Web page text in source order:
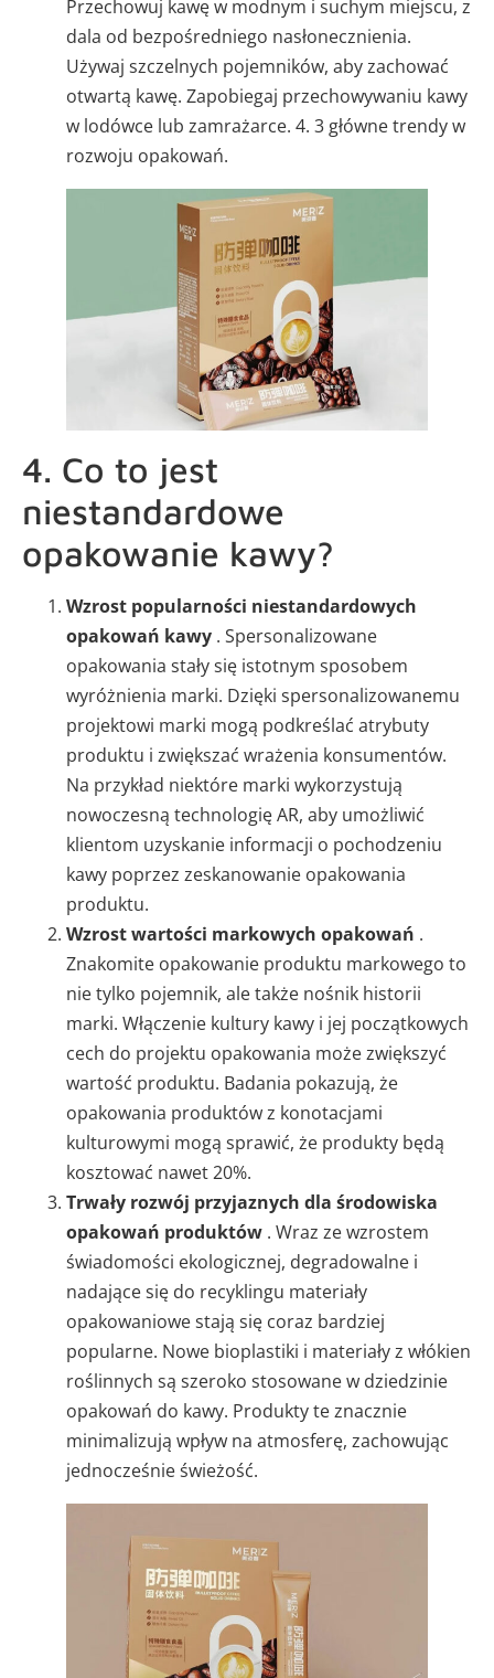
Przechowuj kawę w modnym i suchym miejscu, z
dala od bezpośredniego nasłonecznienia.
Używaj szczelnych pojemników, aby zachować
otwartą kawę. Zapobiegaj przechowywaniu kawy
w lodówce lub zamrażarce. 4. 3 główne trendy w
rozwoju opakowań.
4. Co to jest
niestandardowe
opakowanie kawy?
Wzrost popularności niestandardowych
opakowań kawy . Spersonalizowane
opakowania stały się istotnym sposobem
wyróżnienia marki. Dzięki spersonalizowanemu
projektowi marki mogą podkreślać atrybuty
produktu i zwiększać wrażenia konsumentów.
Na przykład niektóre marki wykorzystują
nowoczesną technologię AR, aby umożliwić
klientom uzyskanie informacji o pochodzeniu
kawy poprzez zeskanowanie opakowania
produktu.
Wzrost wartości markowych opakowań .
Znakomite opakowanie produktu markowego to
nie tylko pojemnik, ale także nośnik historii
marki. Włączenie kultury kawy i jej początkowych
cech do projektu opakowania może zwiększyć
wartość produktu. Badania pokazują, że
opakowania produktów z konotacjami
kulturowymi mogą sprawić, że produkty będą
kosztować nawet 20%.
Trwały rozwój przyjaznych dla środowiska
opakowań produktów . Wraz ze wzrostem
świadomości ekologicznej, degradowalne i
nadające się do recyklingu materiały
opakowaniowe stają się coraz bardziej
popularne. Nowe bioplastiki i materiały z włókien
roślinnych są szeroko stosowane w dziedzinie
opakowań do kawy. Produkty te znacznie
minimalizują wpływ na atmosferę, zachowując
jednocześnie świeżość.